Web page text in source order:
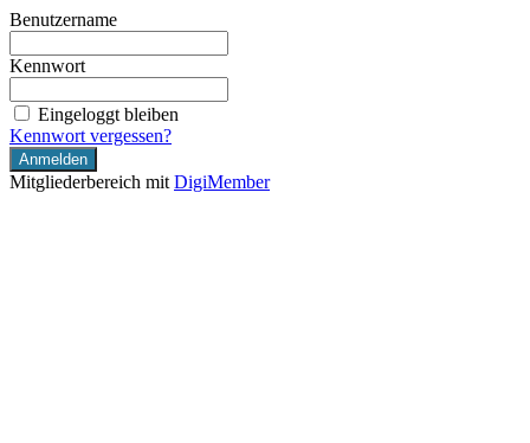
Benutzername
Kennwort
Eingeloggt bleiben
Kennwort vergessen?
Mitgliederbereich mit DigiMember